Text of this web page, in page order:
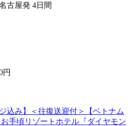
古屋発 4日間
円
込み】＜往復送迎付＞【ベトナム
手頃リゾートホテル『ダイヤモン